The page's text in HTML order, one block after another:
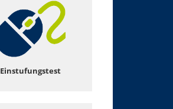
Einstufungstest